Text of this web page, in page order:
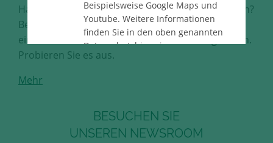
Haben Sie Lust, Ihre Ideen zu Projekten zu machen?
Bei uns haben Sie den Raum dafür. Ihnen steht
eine Vielzahl unterschiedlicher Karrierewege offen.
Probieren Sie es aus.
Mehr
BESUCHEN SIE
UNSEREN NEWSROOM
Beispielsweise Google Maps und
Youtube. Weitere Informationen
finden Sie in den oben genannten
Datenschutzhinweise.
die Anzahl der Besucher auf den
Seiten, Ihren Weg durch unseren
Internetauftritt oder das Gerät, mit